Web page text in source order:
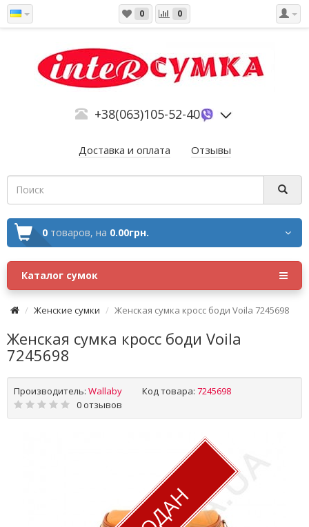
0 0
+38(063)105-52-40
Доставка и оплата Отзывы
0 товаров, на 0.00грн.
Каталог сумок
Женские сумки Женская сумка кросс боди Voila 7245698
Женская сумка кросс боди Voila
7245698
Производитель: Wallaby Код товара: 7245698
0 отзывов